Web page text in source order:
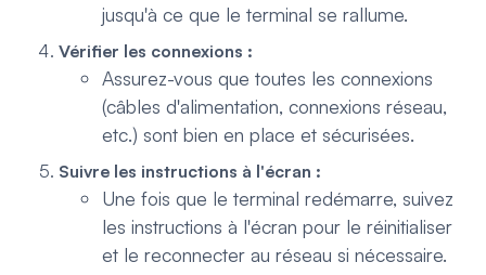
jusqu'à ce que le terminal se rallume.
Vérifier les connexions :
Assurez-vous que toutes les connexions
(câbles d'alimentation, connexions réseau,
etc.) sont bien en place et sécurisées.
Suivre les instructions à l'écran :
Une fois que le terminal redémarre, suivez
les instructions à l'écran pour le réinitialiser
et le reconnecter au réseau si nécessaire.